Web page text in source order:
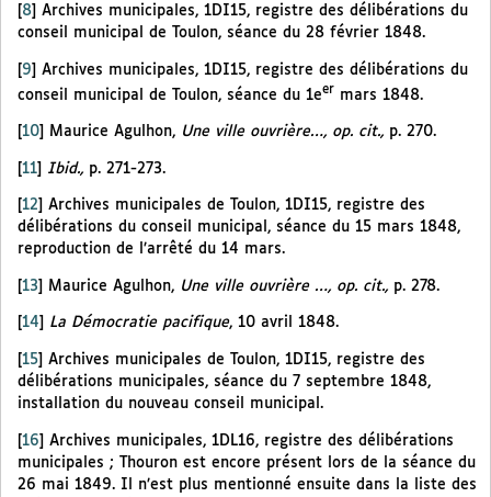
8
Archives municipales, 1DI15, registre des délibérations du
conseil municipal de Toulon, séance du 28 février 1848.
9
Archives municipales, 1DI15, registre des délibérations du
conseil municipal de Toulon, séance du 1eer mars 1848.
10 Maurice Agulhon, Une ville ouvrière…, op. cit., p. 270.
[11] Ibid., p. 271-273.
12
Archives municipales de Toulon, 1DI15, registre des
délibérations du conseil municipal, séance du 15 mars 1848,
reproduction de l’arrêté du 14 mars.
[13] Maurice Agulhon, Une ville ouvrière …, op. cit., p. 278.
14 La Démocratie pacifique, 10 avril 1848.
15
Archives municipales de Toulon, 1DI15, registre des
délibérations municipales, séance du 7 septembre 1848,
installation du nouveau conseil municipal.
[16] Archives municipales, 1DL16, registre des délibérations
municipales ; Thouron est encore présent lors de la séance du
26 mai 1849. Il n’est plus mentionné ensuite dans la liste des